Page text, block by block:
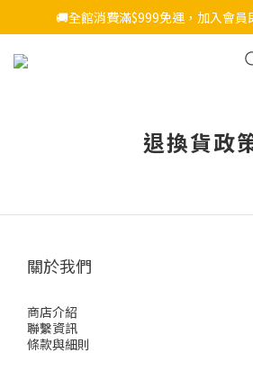
🚚全館消費滿$999免運，加入會員
退換貨政
關於我們
商店介紹
聯繫資訊
條款與細則